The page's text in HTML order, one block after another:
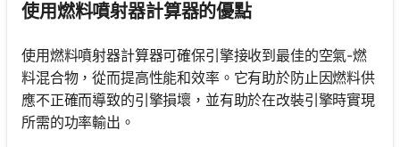
使用燃料噴射器計算器的優點
使用燃料噴射器計算器可確保引擎接收到最佳的空氣-燃
料混合物，從而提高性能和效率。它有助於防止因燃料供
應不正確而導致的引擎損壞，並有助於在改裝引擎時實現
所需的功率輸出。